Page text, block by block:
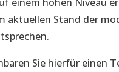
aktuellen Stand der
Sie hierfür einen